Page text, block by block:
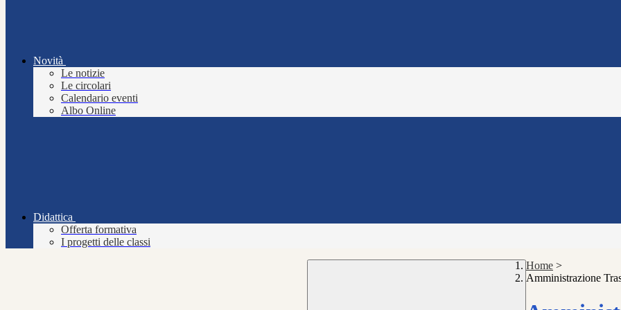
Novità
Le notizie
Le circolari
Calendario eventi
Albo Online
Didattica
Offerta formativa
I progetti delle classi
Home >
Amministrazione